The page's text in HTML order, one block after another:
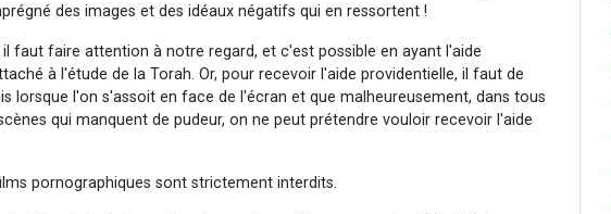
des images et des idéaux négatifs qui en ressortent !
il faut faire attention à notre regard, et c'est possible en ayant l'aide
à l'étude de la Torah. Or, pour recevoir l'aide providentielle, il faut de
lorsque l'on s'assoit en face de l'écran et que malheureusement, dans tous
qui manquent de pudeur, on ne peut prétendre vouloir recevoir l'aide
pornographiques sont strictement interdits.